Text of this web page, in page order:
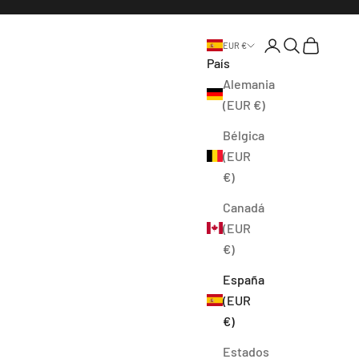
EUR €
País
Alemania
(EUR €)
Bélgica
(EUR
€)
Canadá
(EUR
€)
España
(EUR
€)
Estados
Abrir página de
AbrirAbrir